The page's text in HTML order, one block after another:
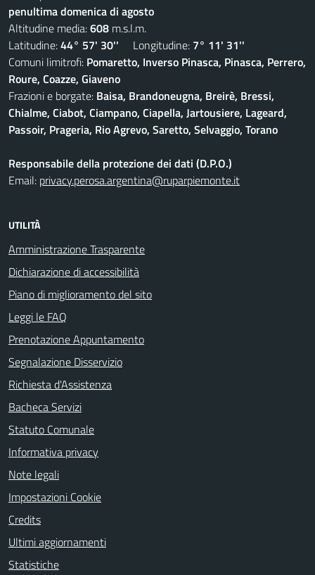
penultima domenica di agosto
Altitudine media:608 m.s.l.m.
Latitudine:44° 57' 30'' Longitudine: 7° 11' 31''
Comuni limitrofi: Pomaretto, Inverso Pinasca, Pinasca, Perrero,
Roure, Coazze, Giaveno
Frazioni e borgate: Baisa, Brandoneugna, Breirè, Bressi,
Chialme, Ciabot, Ciampano, Ciapella, Jartousiere, Lageard,
Passoir, Prageria, Rio Agrevo, Saretto, Selvaggio, Torano
Responsabile della protezione dei dati (D.P.O.)
Email: privacy.perosa.argentina@ruparpiemonte.it
UTILITÀ
Amministrazione Trasparente
Dichiarazione di accessibilità
Piano di miglioramento del sito
Leggi le FAQ
Prenotazione Appuntamento
Segnalazione Disservizio
Richiesta d'Assistenza
Bacheca Servizi
Statuto Comunale
Informativa privacy
Note legali
Impostazioni Cookie
Credits
Ultimi aggiornamenti
Statistiche